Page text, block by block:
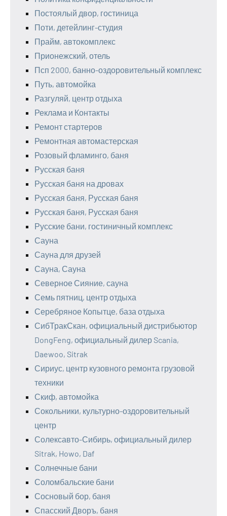
Постоялый двор, гостиница
Поти, детейлинг-студия
Прайм, автокомплекс
Прионежский, отель
Псп 2000, банно-оздоровительный комплекс
Путь, автомойка
Разгуляй, центр отдыха
Реклама и Контакты
Ремонт стартеров
Ремонтная автомастерская
Розовый фламинго, баня
Русская баня
Русская баня на дровах
Русская баня, Русская баня
Русская баня, Русская баня
Русские бани, гостиничный комплекс
Сауна
Сауна для друзей
Сауна, Сауна
Северное Сияние, сауна
Семь пятниц, центр отдыха
Серебряное Копытце, база отдыха
СибТракСкан, официальный дистрибьютор
DongFeng, официальный дилер Scania,
Daewoo, Sitrak
Сириус, центр кузовного ремонта грузовой
техники
Скиф, автомойка
Сокольники, культурно-оздоровительный
центр
Солексавто-Сибирь, официальный дилер
Sitrak, Howo, Daf
Солнечные бани
Соломбальские бани
Сосновый бор, баня
Спасский Дворъ, баня